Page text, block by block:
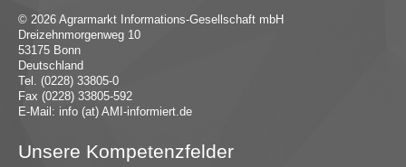
© 2026 Agrarmarkt Informations-Gesellschaft mbH
Dreizehnmorgenweg 10
53175 Bonn
Deutschland
Tel. (0228) 33805-0
Fax (0228) 33805-592
E-Mail: info (at) AMI-informiert.de
Unsere Kompetenzfelder